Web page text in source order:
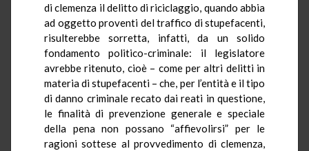
di clemenza il delitto di riciclaggio, quando abbia
ad oggetto proventi del traffico di stupefacenti,
risulterebbe sorretta, infatti, da un solido
fondamento politico-criminale: il legislatore
avrebbe ritenuto, cioè – come per altri delitti in
materia di stupefacenti – che, per l’entità e il tipo
di danno criminale recato dai reati in questione,
le finalità di prevenzione generale e speciale
della pena non possano “affievolirsi” per le
ragioni sottese al provvedimento di clemenza,